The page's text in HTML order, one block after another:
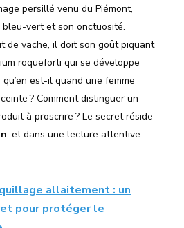
persillé venu du Piémont,
vert et son onctuosité.
de vache, il doit son goût piquant
roqueforti qui se développe
est-il quand une femme
? Comment distinguer un
à proscrire ? Le secret réside
, et dans une lecture attentive
allaitement : un
pour protéger le